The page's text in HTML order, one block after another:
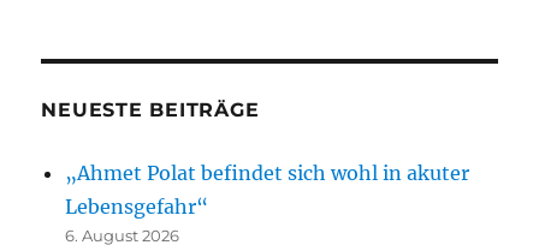
NEUESTE BEITRÄGE
„Ahmet Polat befindet sich wohl in akuter
Lebensgefahr“
6. August 2026